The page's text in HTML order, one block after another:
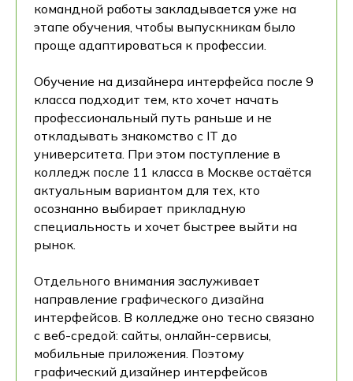
командной работы закладывается уже на
этапе обучения, чтобы выпускникам было
проще адаптироваться к профессии.
Обучение на дизайнера интерфейса после 9
класса подходит тем, кто хочет начать
профессиональный путь раньше и не
откладывать знакомство с IT до
университета. При этом поступление в
колледж после 11 класса в Москве остаётся
актуальным вариантом для тех, кто
осознанно выбирает прикладную
специальность и хочет быстрее выйти на
рынок.
Отдельного внимания заслуживает
направление графического дизайна
интерфейсов. В колледже оно тесно связано
с веб-средой: сайты, онлайн-сервисы,
мобильные приложения. Поэтому
графический дизайнер интерфейсов